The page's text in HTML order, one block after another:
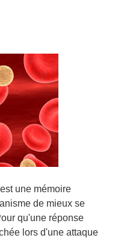
une mémoire
de mieux se
qu'une réponse
lors d'une attaque